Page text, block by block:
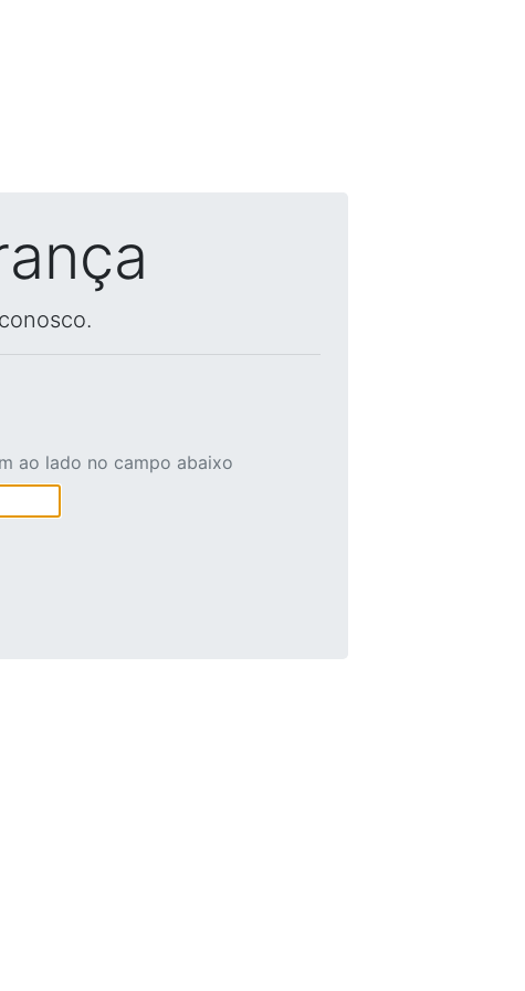
ao lado no campo abaixo